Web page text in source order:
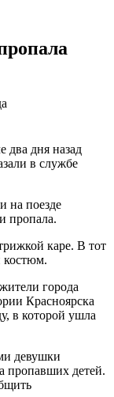
два дня назад
в службе
на поезде
пропала.
каре. В тот
костюм.
города
Красноярска
в которой ушла
девушки
пропавших детей.